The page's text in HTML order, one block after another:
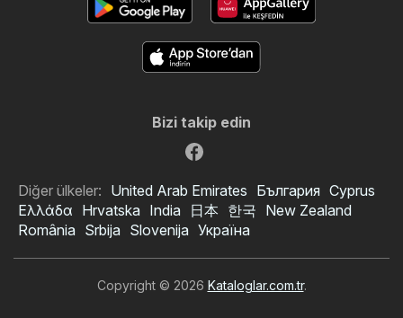
Bizi takip edin
Diğer ülkeler: United Arab Emirates България Cyprus
Ελλάδα Hrvatska India 日本 한국 New Zealand
România Srbija Slovenija Україна
Copyright © 2026 Kataloglar.com.tr.